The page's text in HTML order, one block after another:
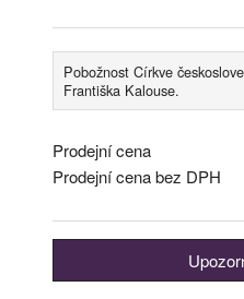
Pobožnost Církve
Františka Kalouse.
Prodejní cena
Prodejní cena bez DPH